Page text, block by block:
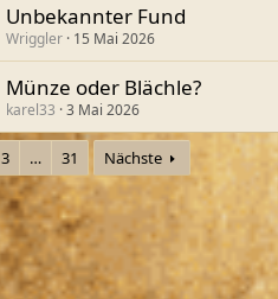
Unbekannter Fund
Wriggler 15 Mai 2026
Münze oder Blächle?
karel33 3 Mai 2026
3 … 31 Nächste